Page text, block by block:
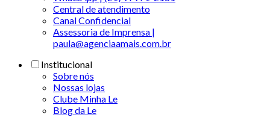
Central de atendimento
Canal Confidencial
Assessoria de Imprensa |
paula@agenciaamais.com.br
Institucional
Sobre nós
Nossas lojas
Clube Minha Le
Blog da Le